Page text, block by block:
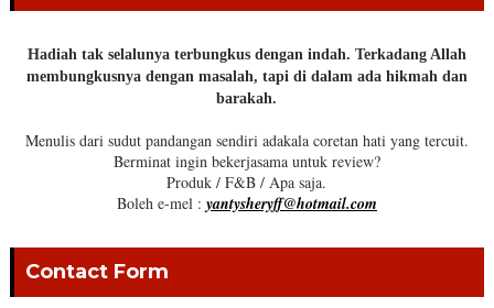
Hadiah tak selalunya terbungkus dengan indah. Terkadang Allah
membungkusnya dengan masalah, tapi di dalam ada hikmah dan
barakah.
Menulis dari sudut pandangan sendiri adakala coretan hati yang tercuit.
Berminat ingin bekerjasama untuk review?
Produk / F&B / Apa saja.
Boleh e-mel : yantysheryff@hotmail.com
Contact Form